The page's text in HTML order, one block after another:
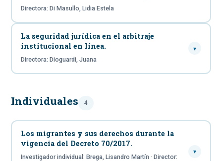
Directora: Di Masullo, Lidia Estela
La seguridad jurídica en el arbitraje
institucional en línea.
Directora: Dioguardi, Juana
▾
Individuales 4
Los migrantes y sus derechos durante la
vigencia del Decreto 70/2017.
Investigador individual: Brega, Lisandro Martín · Director:
▾